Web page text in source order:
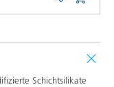
Schichtsilikate